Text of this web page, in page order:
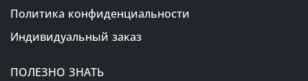
Политика конфиденциальности
Индивидуальный заказ
ПОЛЕЗНО ЗНАТЬ